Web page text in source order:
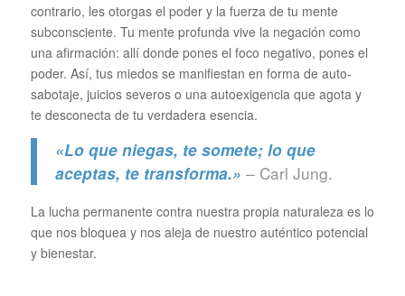
contrario, les otorgas el poder y la fuerza de tu mente
subconsciente. Tu mente profunda vive la negación como
una afirmación: allí donde pones el foco negativo, pones el
poder. Así, tus miedos se manifiestan en forma de auto-
sabotaje, juicios severos o una autoexigencia que agota y
te desconecta de tu verdadera esencia.
«Lo que niegas, te somete; lo que
aceptas, te transforma.» – Carl Jung.
La lucha permanente contra nuestra propia naturaleza es lo
que nos bloquea y nos aleja de nuestro auténtico potencial
y bienestar.